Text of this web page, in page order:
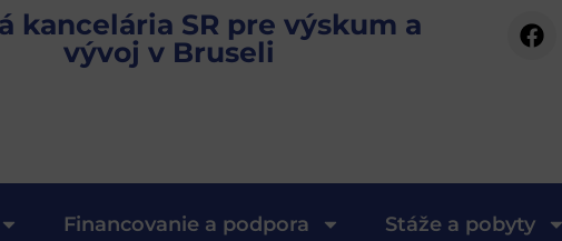
kancelária SR pre výskum a
vývoj v Bruseli
Financovanie a podpora Stáže a pobyty